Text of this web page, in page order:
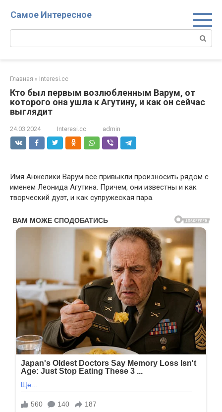
Самое Интересное
Поиск:
Главная » Interesi.cc
Кто был первым возлюбленным Варум, от
которого она ушла к Агутину, и как он сейчас
выглядит
24.03.2024 Interesi.cc admin
Имя Анжелики Варум все привыкли произносить рядом с
именем Леонида Агутина. Причем, они известны и как
творческий дуэт, и как супружеская пара.